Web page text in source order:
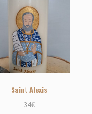
Saint Alexis
34€